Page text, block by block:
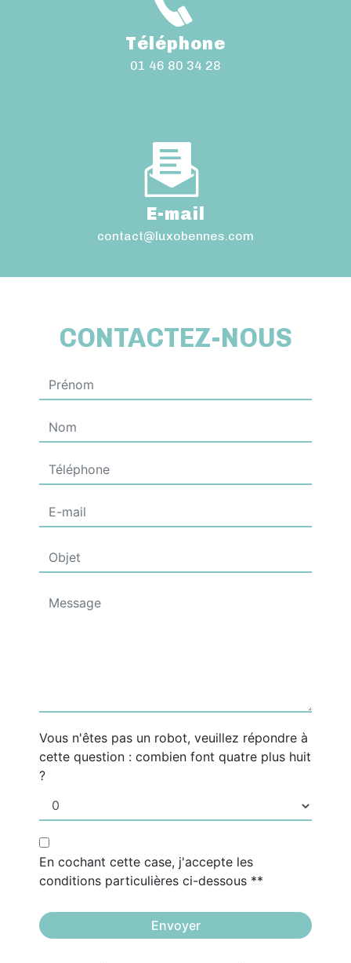
Téléphone
01 46 80 34 28
E-mail
contact@luxobennes.com
CONTACTEZ-NOUS
Vous n'êtes pas un robot, veuillez répondre à
cette question : combien font quatre plus huit
?
En cochant cette case, j'accepte les
conditions particulières ci-dessous **
Envoyer